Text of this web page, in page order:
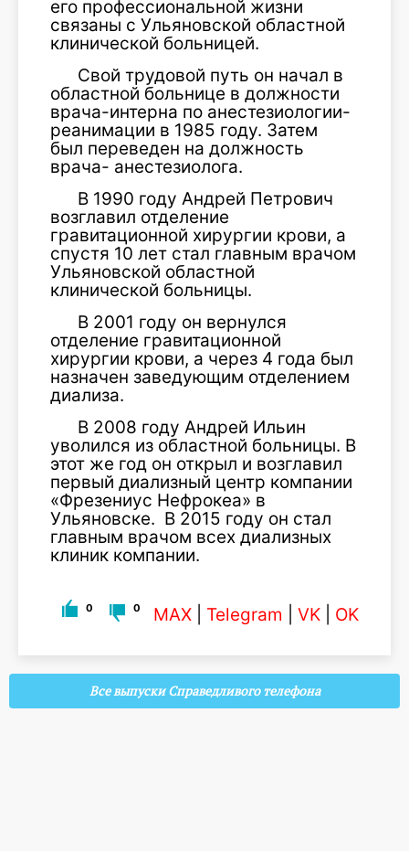
его профессиональной жизни
связаны с Ульяновской областной
клинической больницей.
Свой трудовой путь он начал в
областной больнице в должности
врача-интерна по анестезиологии-
реанимации в 1985 году. Затем
был переведен на должность
врача- анестезиолога.
В 1990 году Андрей Петрович
возглавил отделение
гравитационной хирургии крови, а
спустя 10 лет стал главным врачом
Ульяновской областной
клинической больницы.
В 2001 году он вернулся
отделение гравитационной
хирургии крови, а через 4 года был
назначен заведующим отделением
диализа.
В 2008 году Андрей Ильин
уволился из областной больницы. В
этот же год он открыл и возглавил
первый диализный центр компании
«Фрезениус Нефрокеа» в
Ульяновске. В 2015 году он стал
главным врачом всех диализных
клиник компании.
0 0 MAX Telegram VK OK
Все выпуски Справедливого телефона